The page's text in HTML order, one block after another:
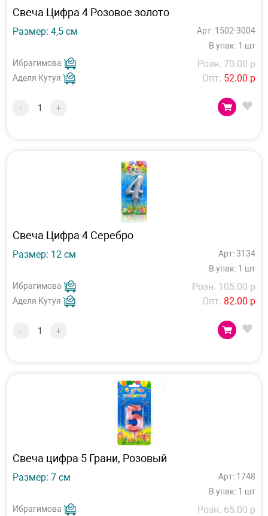
Свеча Цифра 4 Розовое золото
Размер: 4,5 см
Арт: 1502-3004
В упак: 1 шт
Ибрагимова
Аделя Кутуя
Розн. 70.00 р
Опт. 52.00 р
- +
Свеча Цифра 4 Серебро
Размер: 12 см
Арт: 3134
В упак: 1 шт
Ибрагимова
Аделя Кутуя
Розн. 105.00 р
Опт. 82.00 р
- +
Свеча цифра 5 Грани, Розовый
Размер: 7 см
Арт: 1748
В упак: 1 шт
Ибрагимова
Розн. 65.00 р